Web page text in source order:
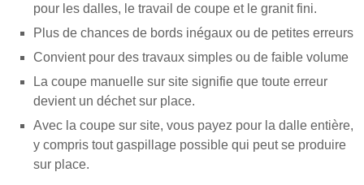
pour les dalles, le travail de coupe et le granit fini.
Plus de chances de bords inégaux ou de petites erreurs
Convient pour des travaux simples ou de faible volume
La coupe manuelle sur site signifie que toute erreur
devient un déchet sur place.
Avec la coupe sur site, vous payez pour la dalle entière,
y compris tout gaspillage possible qui peut se produire
sur place.